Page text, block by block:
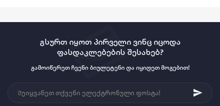
გსურთ იყოთ პირველი ვინც იცოდა
ფასდაკლებების შესახებ?
გამოიწერეთ ჩვენი ბიულეტენი და იყიდეთ მოგებით!